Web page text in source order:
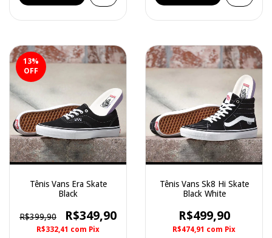
13%
OFF
Tênis Vans Era Skate
Black
R$399,90 R$349,90
R$332,41 com Pix
Tênis Vans Sk8 Hi Skate
Black White
R$499,90
R$474,91 com Pix